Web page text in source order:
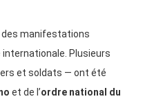
des manifestations
internationale. Plusieurs
et soldats — ont été
et de l’ordre national du